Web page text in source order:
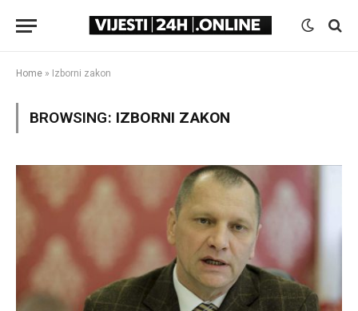
Home » Izborni zakon
BROWSING: IZBORNI ZAKON